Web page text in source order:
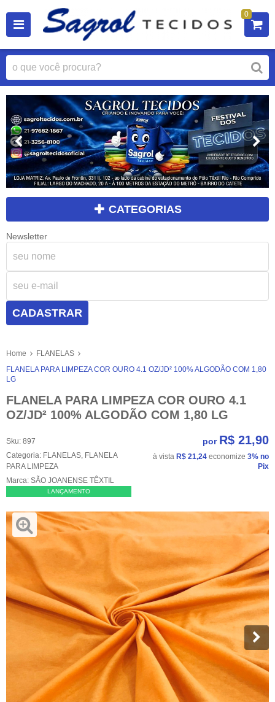
0
CATEGORIAS
Newsletter
CADASTRAR
Home
FLANELAS
FLANELA PARA LIMPEZA COR OURO 4.1 OZ/JD² 100% ALGODÃO COM 1,80
LG
FLANELA PARA LIMPEZA COR OURO 4.1
OZ/JD² 100% ALGODÃO COM 1,80 LG
Sku: 897
Categoria: FLANELAS, FLANELA
PARA LIMPEZA
Marca: SÃO JOANENSE TÊXTIL
LANÇAMENTO
por R$ 21,90
à vista R$ 21,24 economize 3% no
Pix